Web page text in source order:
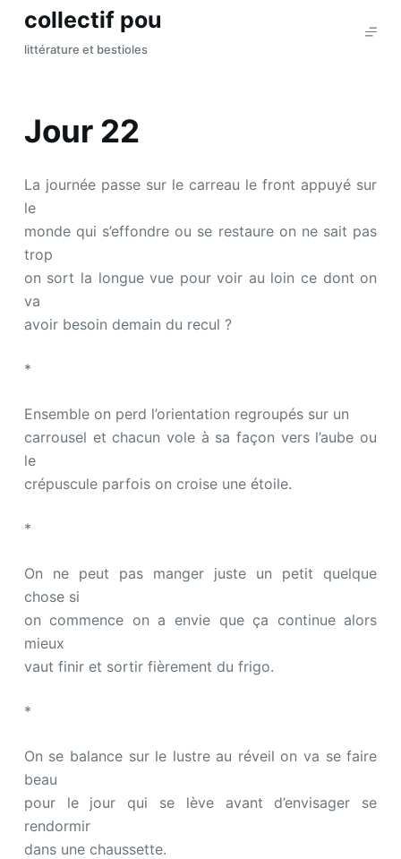
P
a
u
c
o
n
e
n
collectif pou
littérature et bestioles
Jour 22
La journée passe sur le carreau le front appuyé sur
le
monde qui s’effondre ou se restaure on ne sait pas
trop
on sort la longue vue pour voir au loin ce dont on
va
avoir besoin demain du recul ?
*
Ensemble on perd l’orientation regroupés sur un
carrousel et chacun vole à sa façon vers l’aube ou
le
crépuscule parfois on croise une étoile.
*
On ne peut pas manger juste un petit quelque
chose si
on commence on a envie que ça continue alors
mieux
vaut finir et sortir fièrement du frigo.
*
On se balance sur le lustre au réveil on va se faire
beau
pour le jour qui se lève avant d’envisager se
rendormir
dans une chaussette.